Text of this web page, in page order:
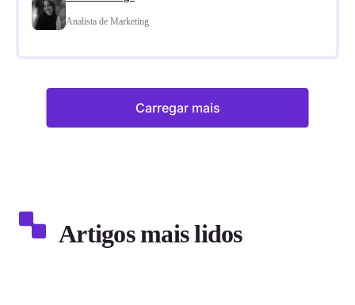
Analista de Marketing
Carregar mais
Artigos mais lidos